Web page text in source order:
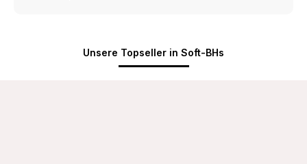
Unsere Topseller in Soft-BHs